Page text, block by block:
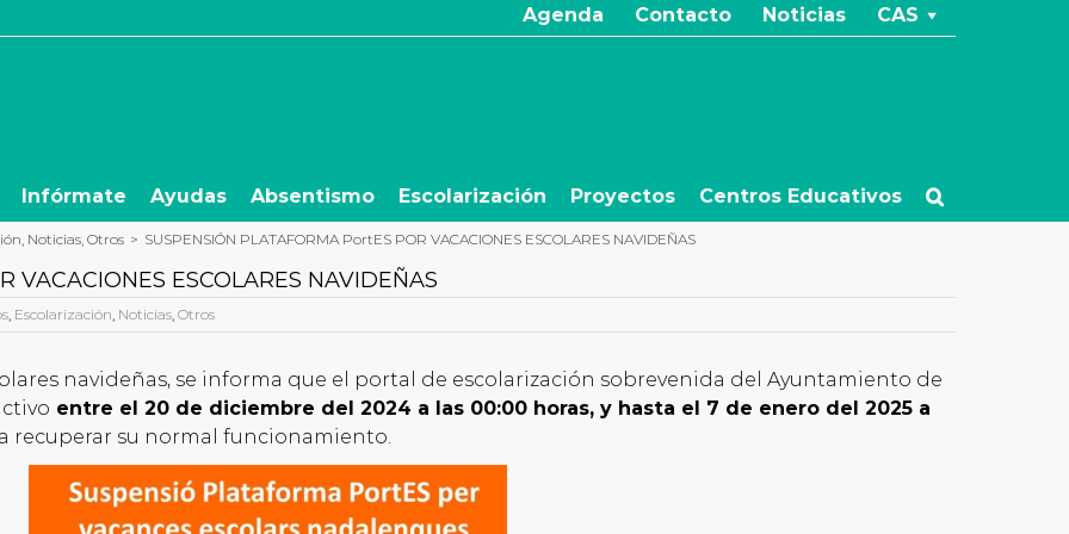
Agenda Contacto Noticias CAS
Infórmate Ayudas Absentismo Escolarización Proyectos Centros Educativos
, Noticias, Otros > SUSPENSIÓN PLATAFORMA PortES POR VACACIONES ESCOLARES NAVIDEÑAS
VACACIONES ESCOLARES NAVIDEÑAS
, Escolarización, Noticias, Otros
navideñas, se informa que el portal de escolarización sobrevenida del Ayuntamiento de
entre el 20 de diciembre del 2024 a las 00:00 horas, y hasta el 7 de enero del 2025 a
recuperar su normal funcionamiento.